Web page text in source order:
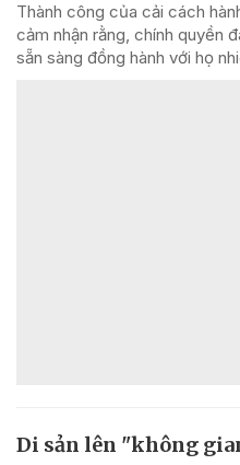
Thành công của cải cách
cảm nhận rằng, chính quyền
sẵn sàng đồng hành với họ
Di sản lên "không